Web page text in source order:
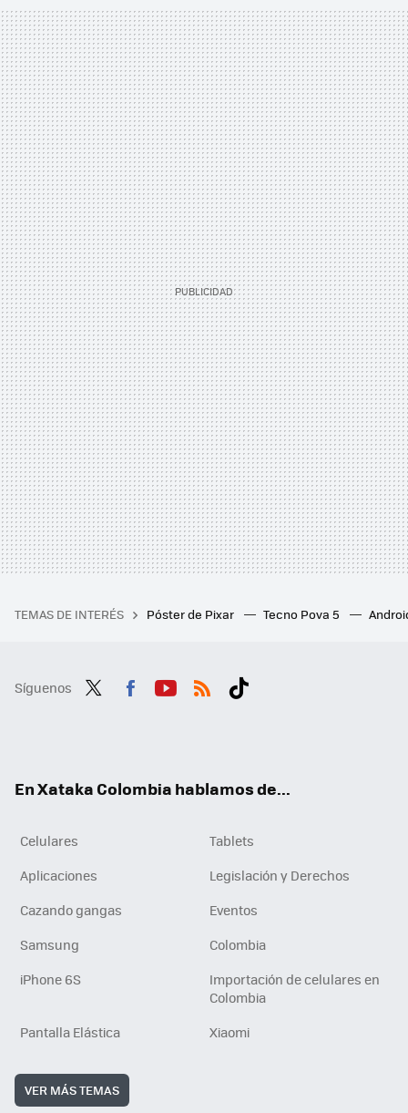
TEMAS DE INTERÉS Póster de Pixar Tecno Pova 5
Síguenos
En Xataka Colombia hablamos de...
Celulares
Tablets
Aplicaciones
Legislación y Derechos
Cazando gangas
Eventos
Samsung
Colombia
iPhone 6S
Importación de celulares en
Colombia
Pantalla Elástica
Xiaomi
VER MÁS TEMAS